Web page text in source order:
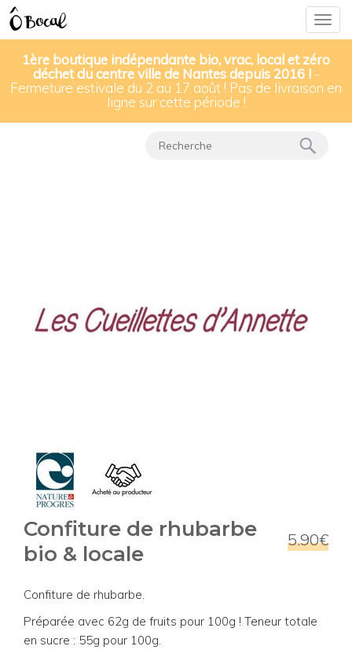
1ère boutique indépendante bio, vrac, local et zéro
déchet du centre ville de Nantes depuis 2016 ! -
Fermeture estivale du 2 au 17 août ! Pas de livraison en
ligne sur cette période !
▸ Confitures & compotes
Confiture de rhubarbe bio & locale
5.90€
Confiture de rhubarbe
bio & locale
Confiture de rhubarbe.
Préparée avec 62g de fruits pour 100g ! Teneur totale
en sucre : 55g pour 100g.